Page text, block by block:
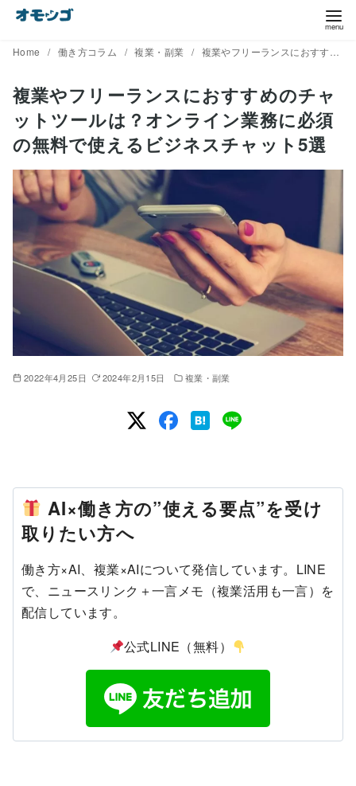
ツ
Home 働き方コラム 複業・副業 複業やフリーランスにおすすめのチャットツールは？オンライン業務に必須の無料で使えるビジネスチャット5選
複業やフリーランスにおすすめのチャ
ットツールは？オンライン業務に必須
の無料で使えるビジネスチャット5選
2022年4月25日 2024年2月15日 複業・副業
AI×働き方の”使える要点”を受け
取りたい方へ
働き方×AI、複業×AIについて発信しています。LINE
で、ニュースリンク＋一言メモ（複業活用も一言）を
配信しています。
公式LINE（無料）